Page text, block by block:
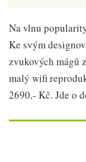
Na vlnu
Ke svým
zvukových mágů
malý wifi
2690,- Kč. Jde o